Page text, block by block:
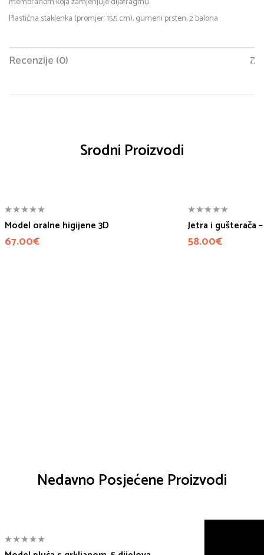
Plastična staklenka (promjer: 15,5 cm), gumeni prsten, 2 balona
Recenzije (0)
Srodni Proizvodi
Model oralne higijene 3D
67.00€
Jetra i gušterača
58.00€
Nedavno Posjećene Proizvodi